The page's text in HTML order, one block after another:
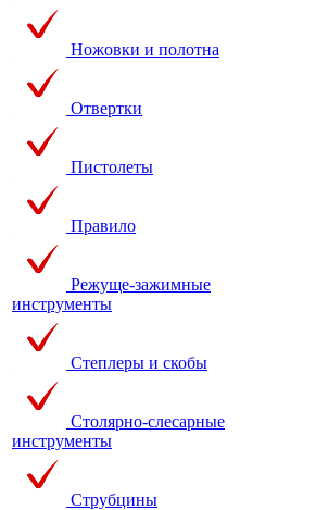
Ножовки и полотна
Отвертки
Пистолеты
Правило
Режуще-зажимные
инструменты
Степлеры и скобы
Столярно-слесарные
инструменты
Струбцины